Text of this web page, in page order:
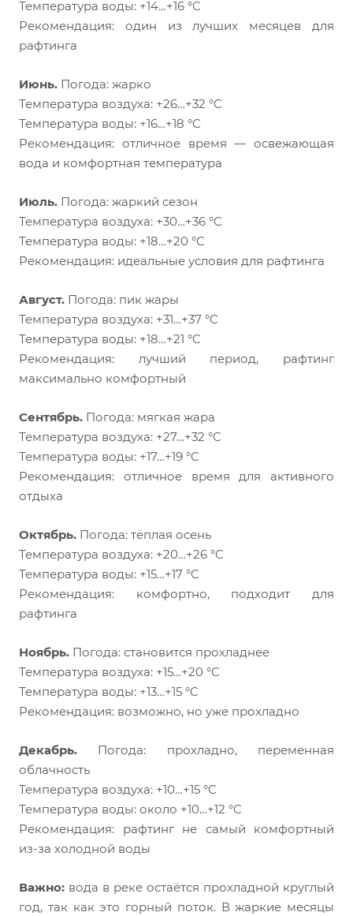
Температура воды: +14…+16 °C
Рекомендация: один из лучших месяцев для
рафтинга
Июнь. Погода: жарко
Температура воздуха: +26…+32 °C
Температура воды: +16…+18 °C
Рекомендация: отличное время — освежающая
вода и комфортная температура
Июль. Погода: жаркий сезон
Температура воздуха: +30…+36 °C
Температура воды: +18…+20 °C
Рекомендация: идеальные условия для рафтинга
Август. Погода: пик жары
Температура воздуха: +31…+37 °C
Температура воды: +18…+21 °C
Рекомендация: лучший период, рафтинг
максимально комфортный
Сентябрь. Погода: мягкая жара
Температура воздуха: +27…+32 °C
Температура воды: +17…+19 °C
Рекомендация: отличное время для активного
отдыха
Октябрь. Погода: тёплая осень
Температура воздуха: +20…+26 °C
Температура воды: +15…+17 °C
Рекомендация: комфортно, подходит для
рафтинга
Ноябрь. Погода: становится прохладнее
Температура воздуха: +15…+20 °C
Температура воды: +13…+15 °C
Рекомендация: возможно, но уже прохладно
Декабрь. Погода: прохладно, переменная
облачность
Температура воздуха: +10…+15 °C
Температура воды: около +10…+12 °C
Рекомендация: рафтинг не самый комфортный
из-за холодной воды
Важно: вода в реке остаётся прохладной круглый
год, так как это горный поток. В жаркие месяцы